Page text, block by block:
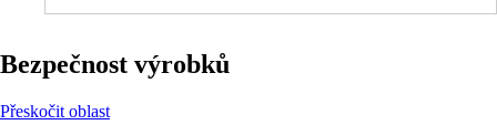
Bezpečnost výrobků
Přeskočit oblast